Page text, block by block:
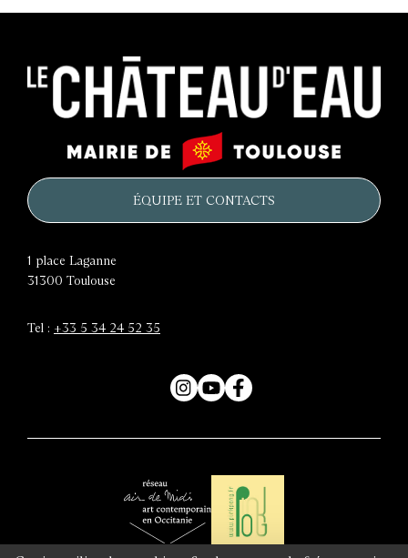
château
d'eau
Mairie
de
ÉQUIPE ET CONTACTS
1 place Laganne
31300 Toulouse
Tel : +33 5 34 24 52 35
Instagram
YouTubeFacebook